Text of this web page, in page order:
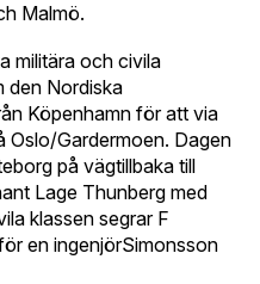
Malmö.
militära och civila
den Nordiska
Köpenhamn för att via
Oslo/Gardermoen. Dagen
på vägtillbaka till
Lage Thunberg med
klassen segrar F
en ingenjörSimonsson